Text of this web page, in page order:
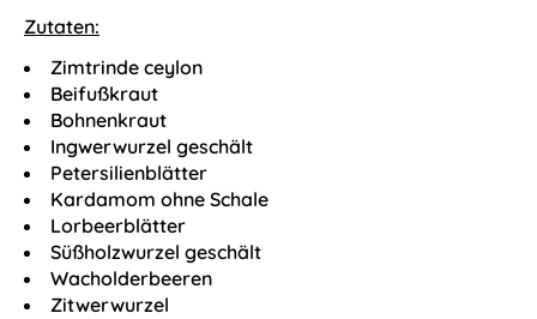
Zutaten:
Zimtrinde ceylon
Beifußkraut
Bohnenkraut
Ingwerwurzel geschält
Petersilienblätter
Kardamom ohne Schale
Lorbeerblätter
Süßholzwurzel geschält
Wacholderbeeren
Zitwerwurzel